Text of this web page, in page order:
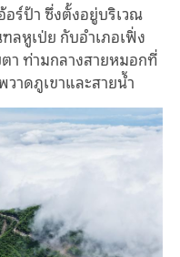
อร์ป้า ซึ่งตั้งอยู่บริเวณ
ลหูเป่ย กับอำเภอเฟิ่ง
า ท่ามกลางสายหมอกที่
าดภูเขาและสายน้ำ